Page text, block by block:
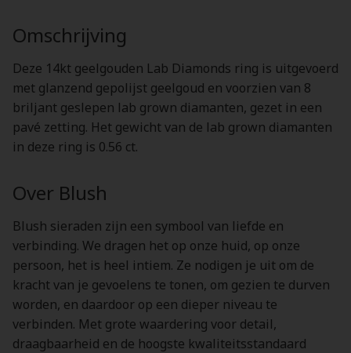
Omschrijving
Deze 14kt geelgouden Lab Diamonds ring is uitgevoerd
met glanzend gepolijst geelgoud en voorzien van 8
briljant geslepen lab grown diamanten, gezet in een
pavé zetting. Het gewicht van de lab grown diamanten
in deze ring is 0.56 ct.
Over Blush
Blush sieraden zijn een symbool van liefde en
verbinding. We dragen het op onze huid, op onze
persoon, het is heel intiem. Ze nodigen je uit om de
kracht van je gevoelens te tonen, om gezien te durven
worden, en daardoor op een dieper niveau te
verbinden. Met grote waardering voor detail,
draagbaarheid en de hoogste kwaliteitsstandaard